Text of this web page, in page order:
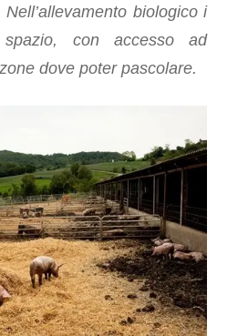
biologico i
con accesso ad
dove poter pascolare.